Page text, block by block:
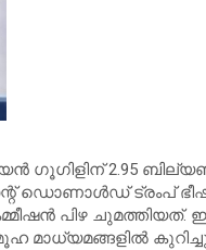
ഗൂഗിളിന് 2.95
ട്രംപ്
പിഴ ചുമത്തിയത്.
മാധ്യമങ്ങളിൽ